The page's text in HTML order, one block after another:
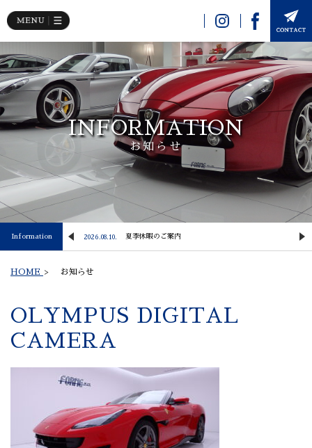
INFORMATION
お知らせ
Information 2026.08.10. 夏季休暇のご案内
HOME > お知らせ
OLYMPUS DIGITAL
CAMERA